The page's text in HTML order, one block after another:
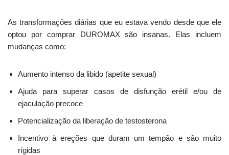
As transformações diárias que eu estava vendo desde que ele
optou por comprar DUROMAX são insanas. Elas incluem
mudanças como:
Aumento intenso da libido (apetite sexual)
Ajuda para superar casos de disfunção erétil e/ou de
ejaculação precoce
Potencialização da liberação de testosterona
Incentivo à ereções que duram um tempão e são muito
rígidas